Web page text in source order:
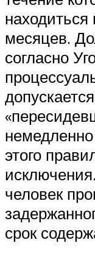
месяцев.
согласно
этого
человек
срок